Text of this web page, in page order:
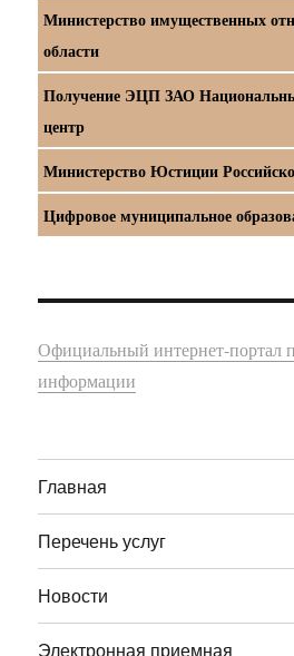
Министерство имущественных
области
Получение ЭЦП ЗАО
центр
Министерство Юстиции
Цифровое муниципальное
Официальный интернет-портал
информации
Главная
Перечень услуг
Новости
Электронная приемная